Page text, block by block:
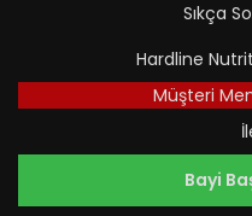
Sıkça
Hardline
Müşteri
Bayi